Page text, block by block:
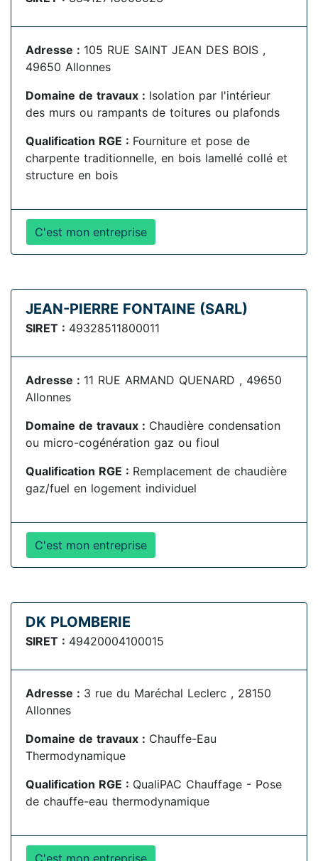
Adresse : 105 RUE SAINT JEAN DES BOIS ,
49650 Allonnes
Domaine de travaux : Isolation par l'intérieur
des murs ou rampants de toitures ou plafonds
Qualification RGE : Fourniture et pose de
charpente traditionnelle, en bois lamellé collé et
structure en bois
C'est mon entreprise
JEAN-PIERRE FONTAINE (SARL)
SIRET : 49328511800011
Adresse : 11 RUE ARMAND QUENARD , 49650
Allonnes
Domaine de travaux : Chaudière condensation
ou micro-cogénération gaz ou fioul
Qualification RGE : Remplacement de chaudière
gaz/fuel en logement individuel
C'est mon entreprise
DK PLOMBERIE
SIRET : 49420004100015
Adresse : 3 rue du Maréchal Leclerc , 28150
Allonnes
Domaine de travaux : Chauffe-Eau
Thermodynamique
Qualification RGE : QualiPAC Chauffage - Pose
de chauffe-eau thermodynamique
C'est mon entreprise